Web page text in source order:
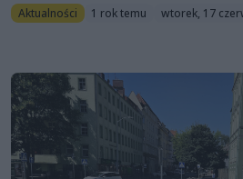
Aktualności 1 rok temu wtorek, 17